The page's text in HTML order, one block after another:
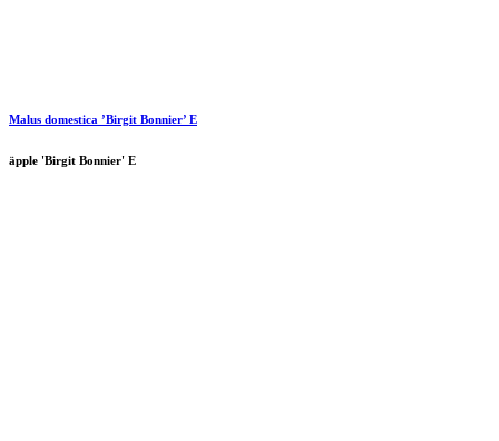
Malus domestica ’Birgit Bonnier’ E
äpple 'Birgit Bonnier' E